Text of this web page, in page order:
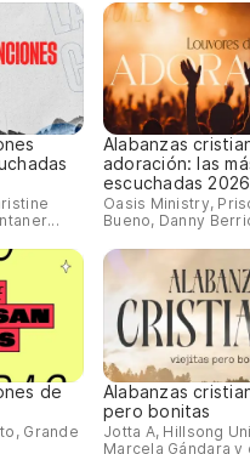
Alabanzas
adoración: las
escuchadas 2026
Oasis Ministry,
Bueno, Danny
de
Grande
Alabanzas
pero bonitas
Jotta A, Hillsong
Marcela Gándara y